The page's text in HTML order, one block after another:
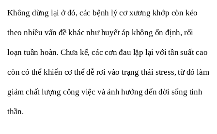
Không dừng lại ở đó, các bệnh lý cơ xương khớp còn kéo
theo nhiều vấn đề khác như huyết áp không ổn định, rối
loạn tuần hoàn. Chưa kể, các cơn đau lặp lại với tần suất cao
còn có thể khiến cơ thể dễ rơi vào trạng thái stress, từ đó làm
giảm chất lượng công việc và ảnh hưởng đến đời sống tinh
thần.